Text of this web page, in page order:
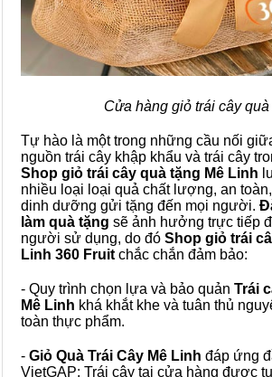
Cửa hàng giỏ trái cây quà
Tự hào là một trong những cầu nối
nguồn trái cây khập khẩu và trái cây
Shop giỏ trái cây quà tặng Mê Linh
nhiều loại loại quả chất lượng, an
dinh dưỡng gửi tặng đến mọi người.
làm quà tặng sẽ ảnh hưởng trực tiếp
người sử dụng, do đó Shop giỏ trái
Linh 360 Fruit chắc chắn đảm bảo:
- Quy trình chọn lựa và bảo quản Trái
Mê Linh khá khắt khe và tuân thủ
toàn thực phẩm.
- Giỏ Quà Trái Cây Mê Linh đáp ứng
VietGAP: Trái cây tại cửa hàng được